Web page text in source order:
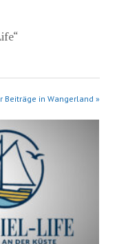
Beiträge in Wangerland »